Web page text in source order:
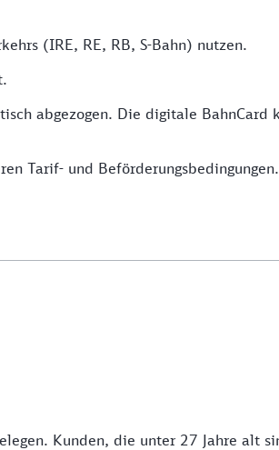
(IRE, RE, RB, S-Bahn) nutzen.
abgezogen. Die digitale BahnCard
Tarif- und
Kunden, die unter 27 Jahre alt